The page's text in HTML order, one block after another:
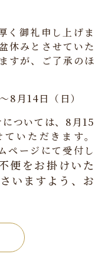
く御礼申し上げま
休みとさせていた
すが、ご了承のほ
8月14日（日）
ついては、8月15
いただきます。
ページにて受付し
便をお掛けいた
いますよう、お